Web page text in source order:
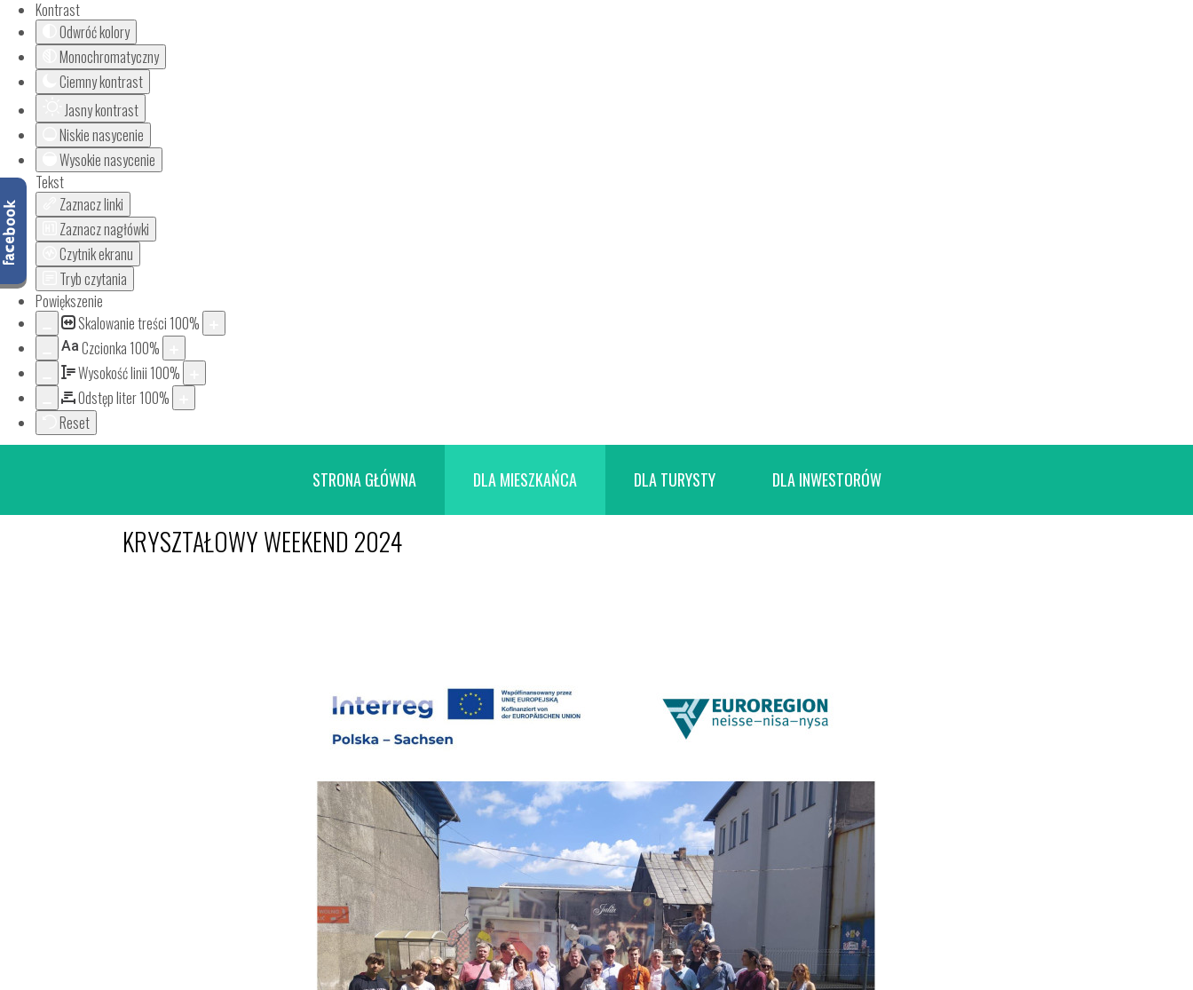
Kontrast
Odwróć kolory
Monochromatyczny
Ciemny kontrast
Jasny kontrast
Niskie nasycenie
Wysokie nasycenie
Tekst
Zaznacz linki
Zaznacz nagłówki
Czytnik ekranu
Tryb czytania
Powiększenie
Skalowanie treści 100%
Aa Czcionka 100%
Wysokość linii 100%
Odstęp liter100%
Reset
STRONA GŁÓWNA DLA MIESZKAŃCA DLA TURYSTY DLA INWESTORÓW
KRYSZTAŁOWY WEEKEND 2024